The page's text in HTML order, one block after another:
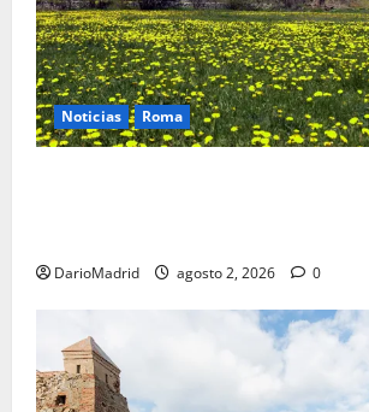
Noticias Roma
DarioMadrid agosto 2, 2026 0